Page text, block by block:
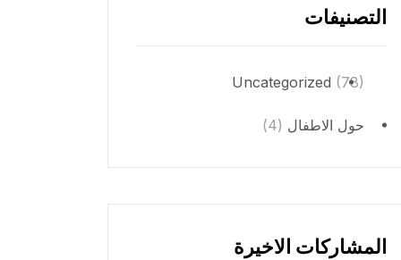
التصنيفات
Uncategorized (78)
حول الاطفال (4)
المشاركات الاخيرة